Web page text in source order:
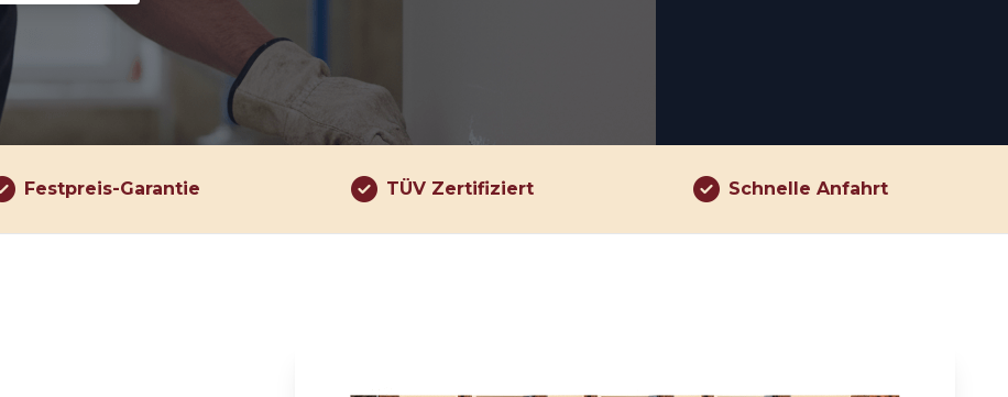
Festpreis-Garantie TÜV Zertifiziert Schnelle Anfahrt